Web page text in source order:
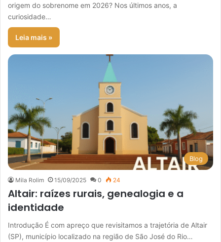
origem do sobrenome em 2026? Nos últimos anos, a
curiosidade…
Leia mais »
Blog
Mila Rolim 15/09/2025 0 24
Altair: raízes rurais, genealogia e a
identidade
Introdução É com apreço que revisitamos a trajetória de Altair
(SP), município localizado na região de São José do Rio…